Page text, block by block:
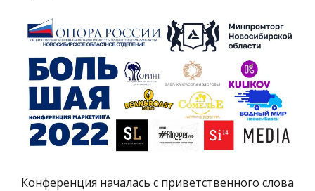
Конференция началась с приветственного слова